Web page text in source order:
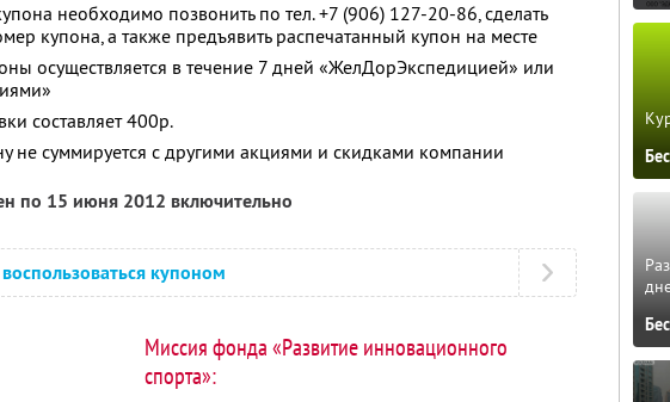
необходимо позвонить по тел. +7 (906) 127-20-86, сделать
купона, а также предъявить распечатанный купон на месте
осуществляется в течение 7 дней «ЖелДорЭкспедицией» или
составляет 400р.
не суммируется с другими акциями и скидками компании
по 15 июня 2012 включительно
купоном
Миссия фонда «Развитие инновационного
спорта»: